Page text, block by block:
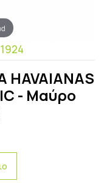
- Μαύρο